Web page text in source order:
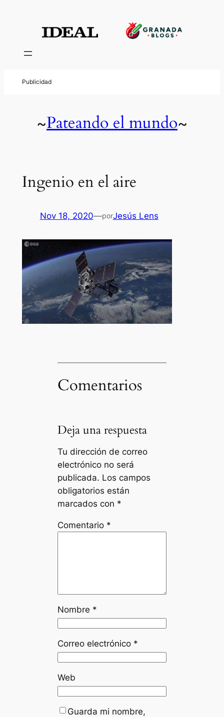
~Pateando el mundo~
Ingenio en el aire
Nov 18, 2020—porJesús Lens
Comentarios
Deja una respuesta
Tu dirección de correo
electrónico no será
publicada. Los campos
obligatorios están
marcados con *
Comentario *
Nombre *
Correo electrónico *
Web
Guarda mi nombre,